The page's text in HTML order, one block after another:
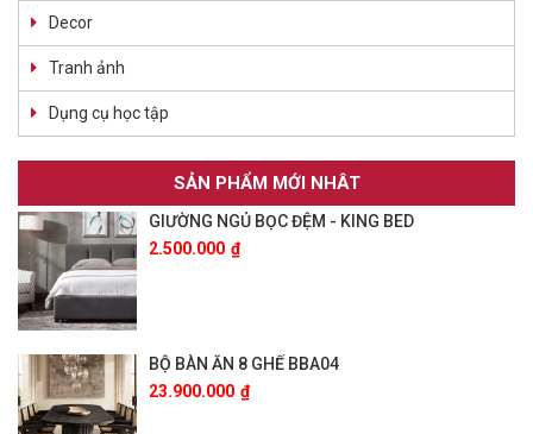
Decor
Tranh ảnh
Dụng cụ học tập
SẢN PHẨM MỚI NHÂT
GIƯỜNG NGỦ BỌC ĐỆM - KING BED
2.500.000 ₫
BỘ BÀN ĂN 8 GHẾ BBA04
23.900.000 ₫